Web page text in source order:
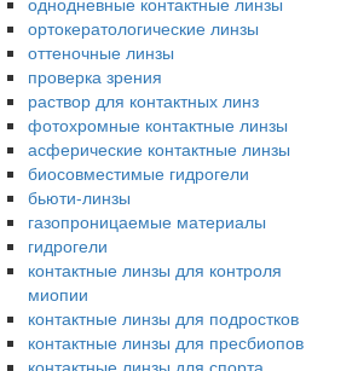
ортокератологические линзы
оттеночные линзы
проверка зрения
раствор для контактных линз
фотохромные контактные линзы
асферические контактные линзы
биосовместимые гидрогели
бьюти-линзы
газопроницаемые материалы
гидрогели
контактные линзы для контроля
миопии
контактные линзы для подростков
контактные линзы для пресбиопов